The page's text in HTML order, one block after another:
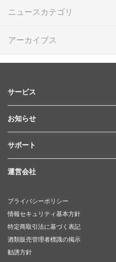
ニュースカテゴリ
アーカイブス
サービス
お知らせ
サポート
運営会社
プライバシーポリシー
情報セキュリティ基本方針
特定商取引法に基づく表記
酒類販売管理者標識の掲示
勧誘方針